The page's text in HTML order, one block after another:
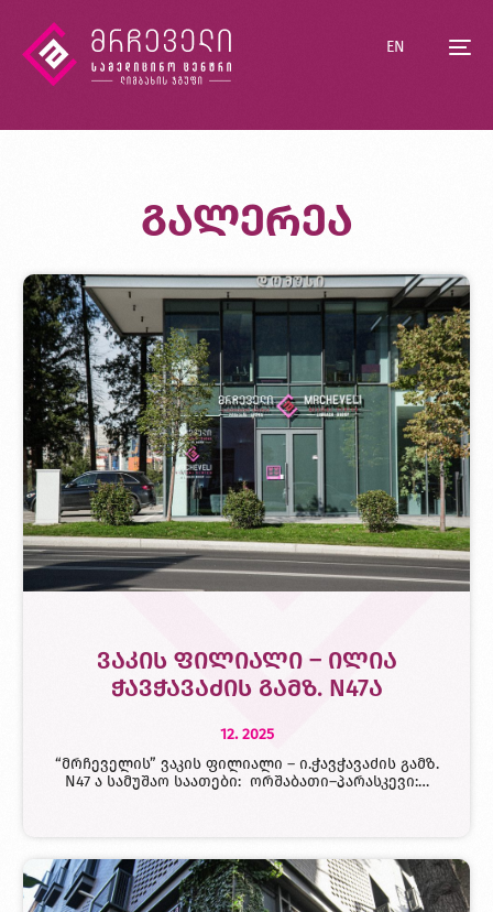
EN
გალერეა
ვაკის ფილიალი – ილია
ჭავჭავაძის გამზ. N47ა
12. 2025
“მრჩეველის” ვაკის ფილიალი – ი.ჭავჭავაძის გამზ.
N47 ა სამუშაო საათები: ორშაბათი–პარასკევი:…